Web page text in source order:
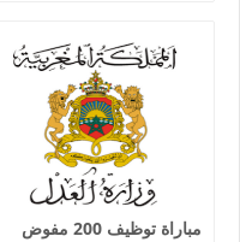
مباراة توظيف 200 مفوض